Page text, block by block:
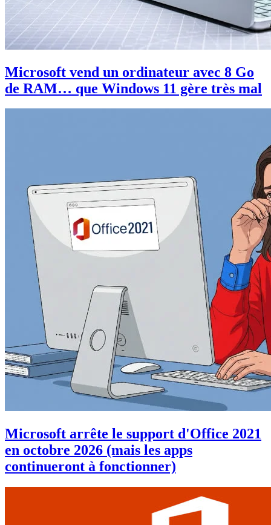
Microsoft vend un ordinateur avec 8 Go
de RAM… que Windows 11 gère très mal
Microsoft arrête le support d'Office 2021
en octobre 2026 (mais les apps
continueront à fonctionner)